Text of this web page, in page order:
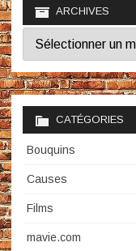
ARCHIVES
Archives
CATÉGORIES
Bouquins
Causes
Films
mavie.com